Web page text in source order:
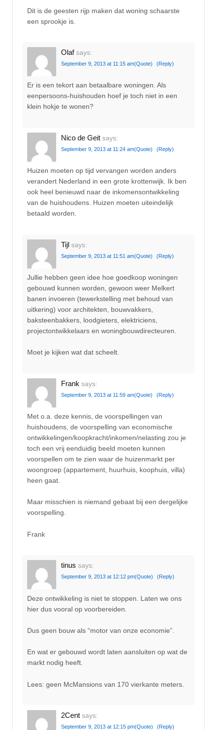
Dit is de geesten rijp maken dat woning schaarste
een sprookje is.
Olaf says:
September 9, 2013 at 11:15 am(Quote) (Reply)
Er is een tekort aan betaalbare woningen. Als
eenpersoons-huishouden hoef je toch niet in een
klein hokje te wonen?
Nico de Geit says:
September 9, 2013 at 11:24 am(Quote) (Reply)
Huizen moeten op tijd vervangen worden anders
verandert Nederland in een grote krottenwijk. Ik ben
ook heel benieuwd naar de inkomensontwikkeling
van de huishoudens. Huizen moeten uiteindelijk
betaald worden.
Tijl says:
September 9, 2013 at 11:51 am(Quote) (Reply)
Jullie hebben geen idee hoe goedkoop woningen
gebouwd kunnen worden, gewoon weer Melkert
banen invoeren (tewerkstelling met behoud van
uitkering) voor architekten, bouwvakkers,
baksteenbakkers, loodgieters, elektriciens,
projectontwikkelaars en woningbouwdirecteuren.
Moet je kijken wat dat scheelt.
Frank says:
September 9, 2013 at 11:59 am(Quote) (Reply)
Met o.a. deze kennis, de voorspellingen van
huishoudens, de voorspelling van economische
ontwikkelingen/koopkracht/inkomen/nelasting zou je
toch een vrij eenduidig beeld moeten kunnen
voorspellen om te zien waar de huizenmarkt per
woongroep (appartement, huurhuis, koophuis, villa)
heen gaat.
Maar misschien is niemand gebaat bij een dergelijke
voorspelling.
Frank
tinus says:
September 9, 2013 at 12:12 pm(Quote) (Reply)
Deze ontwikkeling is niet te stoppen. Laten we ons
hier dus vooral op voorbereiden.
Dus geen bouw als “motor van onze economie”.
En wat er gebouwd wordt laten aansluiten op wat de
markt nodig heeft.
Lees: geen McMansions van 170 vierkante meters.
2Cent says:
September 9, 2013 at 12:15 pm(Quote) (Reply)